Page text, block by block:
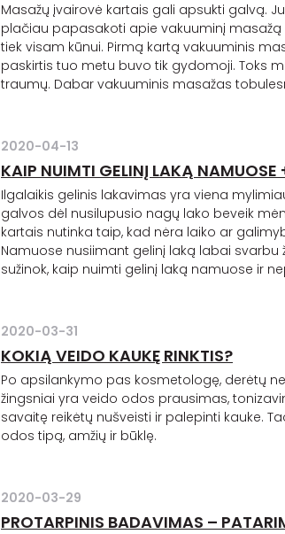
Masažų įvairovė kartais gali apsukti galvą.
plačiau papasakoti apie vakuuminį masažą
tiek visam kūnui. Pirmą kartą vakuuminis
paskirtis tuo metu buvo tik gydomoji. Toks
traumų. Dabar vakuuminis masažas
2020-04-13
KAIP NUIMTI GELINĮ LAKĄ
Ilgalaikis gelinis lakavimas yra viena
galvos dėl nusilupusio nagų lako beveik
kartais nutinka taip, kad nėra laiko ar
Namuose nusiimant gelinį laką labai svarbu
sužinok, kaip nuimti gelinį laką namuose ir
2020-03-31
KOKIĄ VEIDO KAUKĘ RINKTIS?
Po apsilankymo pas kosmetologę, derėtų
žingsniai yra veido odos prausimas,
savaitę reikėtų nušveisti ir palepinti kauke.
odos tipą, amžių ir būklę.
2020-03-29
PROTARPINIS BADAVIMAS –